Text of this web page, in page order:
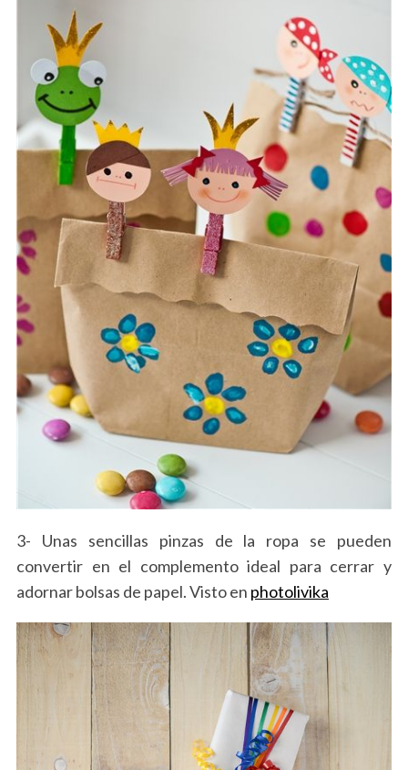
3- Unas sencillas pinzas de la ropa se pueden
convertir en el complemento ideal para cerrar y
adornar bolsas de papel. Visto en photolivika